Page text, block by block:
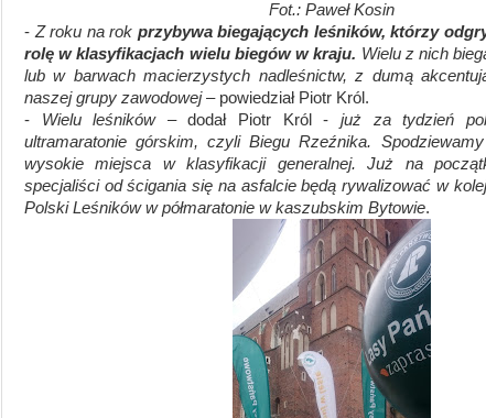
Fot.: Paweł Kosin
- Z roku na rok przybywa biegających leśników, którzy
rolę w klasyfikacjach wielu biegów w kraju. Wielu z nich
lub w barwach macierzystych nadleśnictw, z dumą
naszej grupy zawodowej– powiedział Piotr Król.
- Wielu leśników– dodał Piotr Król - już za tydzień
ultramaratonie górskim, czyli Biegu Rzeźnika.
wysokie miejsca w klasyfikacji generalnej. Już na
specjaliści od ścigania się na asfalcie będą rywalizować w
Polski Leśników w półmaratonie w kaszubskim Bytowie.